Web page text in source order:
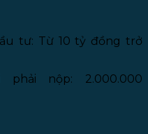
tư: Từ 10 tỷ đồng trở
nộp: 2.000.000